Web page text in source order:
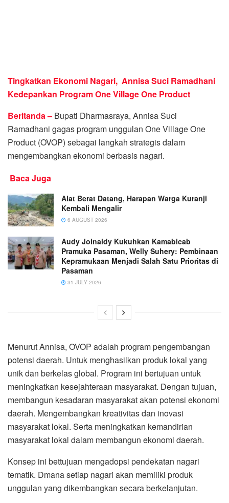
Tingkatkan Ekonomi Nagari, Annisa Suci Ramadhani
Kedepankan Program One Village One Product
Beritanda – Bupati Dharmasraya, Annisa Suci
Ramadhani gagas program unggulan One Village One
Product (OVOP) sebagai langkah strategis dalam
mengembangkan ekonomi berbasis nagari.
Baca Juga
Alat Berat Datang, Harapan Warga Kuranji
Kembali Mengalir
6 AUGUST 2026
Audy Joinaldy Kukuhkan Kamabicab
Pramuka Pasaman, Welly Suhery: Pembinaan
Kepramukaan Menjadi Salah Satu Prioritas di
Pasaman
31 JULY 2026
Menurut Annisa, OVOP adalah program pengembangan
potensi daerah. Untuk menghasilkan produk lokal yang
unik dan berkelas global. Program ini bertujuan untuk
meningkatkan kesejahteraan masyarakat. Dengan tujuan,
membangun kesadaran masyarakat akan potensi ekonomi
daerah. Mengembangkan kreativitas dan inovasi
masyarakat lokal. Serta meningkatkan kemandirian
masyarakat lokal dalam membangun ekonomi daerah.
Konsep ini bettujuan mengadopsi pendekatan nagari
tematik. Dmana setiap nagari akan memiliki produk
unggulan yang dikembangkan secara berkelanjutan.